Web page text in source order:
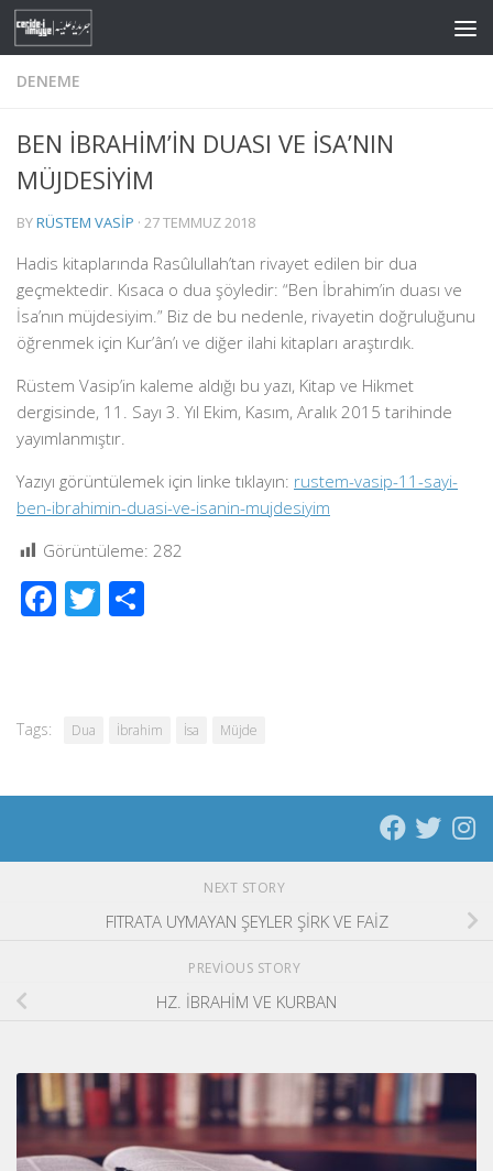
Skip to content
DENEME
BEN İBRAHİM’İN DUASI VE İSA’NIN
MÜJDESİYİM
BYRÜSTEM VASIP · 27 TEMMUZ 2018
Hadis kitaplarında Rasûlullah’tan rivayet edilen bir dua
geçmektedir. Kısaca o dua şöyledir: “Ben İbrahim’in duası ve
İsa’nın müjdesiyim.” Biz de bu nedenle, rivayetin doğruluğunu
öğrenmek için Kur’ân’ı ve diğer ilahi kitapları araştırdık.
Rüstem Vasip’in kaleme aldığı bu yazı, Kitap ve Hikmet
dergisinde, 11. Sayı 3. Yıl Ekim, Kasım, Aralık 2015 tarihinde
yayımlanmıştır.
Yazıyı görüntülemek için linke tıklayın: rustem-vasip-11-sayi-
ben-ibrahimin-duasi-ve-isanin-mujdesiyim
Görüntüleme: 282
Facebook
Twitter
Tags: Dua İbrahim İsa Müjde
NEXT STORY
FITRATA UYMAYAN ŞEYLER ŞİRK VE FAİZ
PREVIOUS STORY
HZ. İBRAHİM VE KURBAN